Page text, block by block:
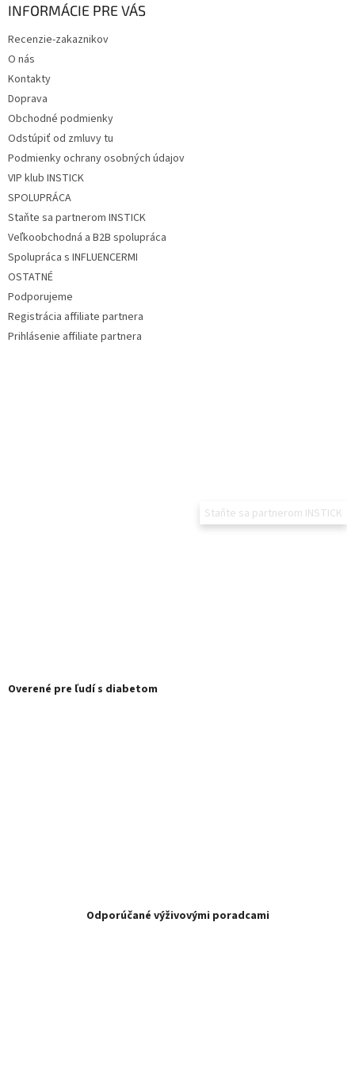
INFORMÁCIE PRE VÁS
Recenzie-zakaznikov
O nás
Kontakty
Doprava
Obchodné podmienky
Odstúpiť od zmluvy tu
Podmienky ochrany osobných údajov
VIP klub INSTICK
SPOLUPRÁCA
Staňte sa partnerom INSTICK
Veľkoobchodná a B2B spolupráca
Spolupráca s INFLUENCERMI
OSTATNÉ
Podporujeme
Registrácia affiliate partnera
Prihlásenie affiliate partnera
Staňte sa partnerom INSTICK
Overené pre ľudí s diabetom
Odporúčané výživovými poradcami